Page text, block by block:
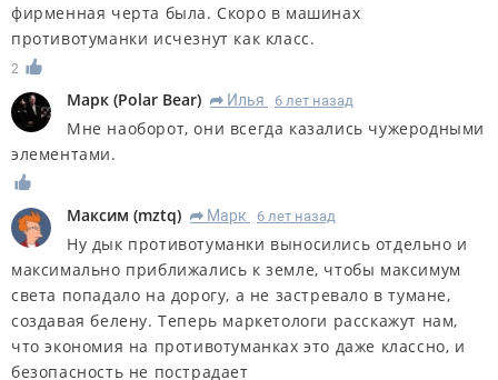
фирменная черта была. Скоро в машинах
противотуманки исчезнут как класс.
2
Марк (Polar Bear) R Илья 6 лет назад
Мне наоборот, они всегда казались чужеродными
элементами.
Максим (mztq) R Марк 6 лет назад
Ну дык противотуманки выносились отдельно и
максимально приближались к земле, чтобы максимум
света попадало на дорогу, а не застревало в тумане,
создавая белену. Теперь маркетологи расскажут нам,
что экономия на противотуманках это даже классно, и
безопасность не пострадает